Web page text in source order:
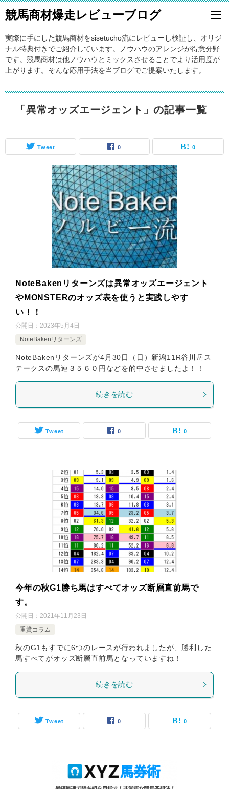
競馬商材爆走レビューブログ
実際に手にした競馬商材をsisetucho流にレビューし検証し、オリジ
ナル特典付きでご紹介しています。ノウハウのアレンジが得意分野
です。競馬商材は他ノウハウとミックスさせることでより活用度が
上がります。そんな応用手法を当ブログでご提案いたします。
「異常オッズエージェント」の記事一覧
Tweet 0 0
NoteBakenリターンズは異常オッズエージェント
やMONSTERのオッズ表を使うと実践しやす
い！！
公開日： 2023年5月4日
NoteBakenリターンズ
NoteBakenリターンズが4月30日（日）新潟11R谷川岳ス
テークスの馬連３５６０円などを的中させましたよ！！
続きを読む
Tweet 0 0
今年の秋G1勝ち馬はすべてオッズ断層直前馬で
す。
公開日： 2021年11月23日
重賞コラム
秋のG1もすでに6つのレースが行われましたが、勝利した
馬すべてがオッズ断層直前馬となっていますね！
続きを読む
Tweet 0 0